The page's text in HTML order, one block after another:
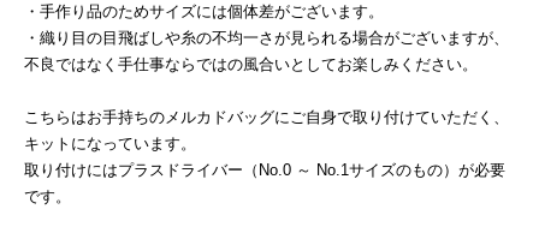
・手作り品のためサイズには個体差がございます。
・織り目の目飛ばしや糸の不均一さが見られる場合がございますが、
不良ではなく手仕事ならではの風合いとしてお楽しみください。
こちらはお手持ちのメルカドバッグにご自身で取り付けていただく、
キットになっています。
取り付けにはプラスドライバー（No.0 ～ No.1サイズのもの）が必要
です。